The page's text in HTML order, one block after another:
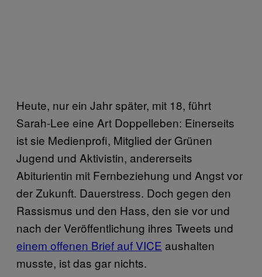
Heute, nur ein Jahr später, mit 18, führt
Sarah-Lee eine Art Doppelleben: Einerseits
ist sie Medienprofi, Mitglied der Grünen
Jugend und Aktivistin, andererseits
Abiturientin mit Fernbeziehung und Angst vor
der Zukunft. Dauerstress. Doch gegen den
Rassismus und den Hass, den sie vor und
nach der Veröffentlichung ihres Tweets und
einem offenen Brief auf VICE aushalten
musste, ist das gar nichts.